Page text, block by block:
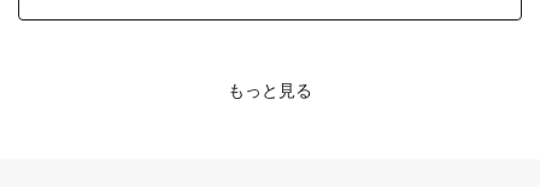
もっと見る